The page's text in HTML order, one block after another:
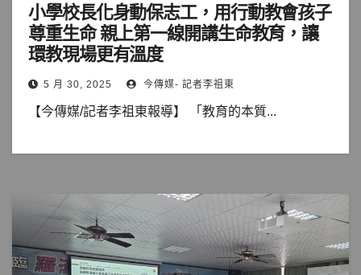
小學校長化身動保志工，用行動教會孩子
尊重生命 親上第一線開講生命教育，讓
環教現場更有溫度
5 月 30, 2025 今傳媒- 記者李祖東
【今傳媒/記者李祖東報導】 「教育的本質...